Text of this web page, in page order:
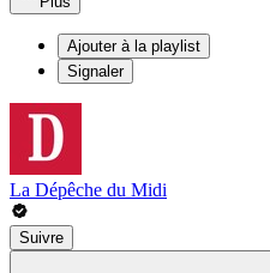
Ajouter à la playlist
Signaler
La Dépêche du Midi
Suivre